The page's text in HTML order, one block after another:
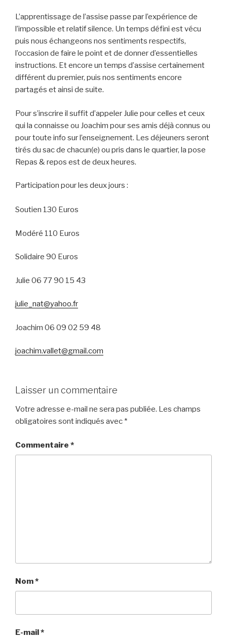
L’apprentissage de l’assise passe par l’expérience de
l’impossible et relatif silence. Un temps défini est vécu
puis nous échangeons nos sentiments respectifs,
l’occasion de faire le point et de donner d’essentielles
instructions. Et encore un temps d’assise certainement
différent du premier, puis nos sentiments encore
partagés et ainsi de suite.
Pour s’inscrire il suffit d’appeler Julie pour celles et ceux
qui la connaisse ou Joachim pour ses amis déjà connus ou
pour toute info sur l’enseignement. Les déjeuners seront
tirés du sac de chacun(e) ou pris dans le quartier, la pose
Repas & repos est de deux heures.
Participation pour les deux jours :
Soutien 130 Euros
Modéré 110 Euros
Solidaire 90 Euros
Julie 06 77 90 15 43
julie_nat@yahoo.fr
Joachim 06 09 02 59 48
joachim.vallet@gmail.com
Laisser un commentaire
Votre adresse e-mail ne sera pas publiée. Les champs
obligatoires sont indiqués avec *
Commentaire *
Nom*
E-mail*